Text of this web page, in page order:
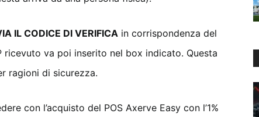
IL CODICE DI VERIFICA in corrispondenza del
ricevuto va poi inserito nel box indicato. Questa
ragioni di sicurezza.
con l’acquisto del POS Axerve Easy con l’1%